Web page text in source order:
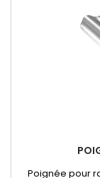
Poignée pour